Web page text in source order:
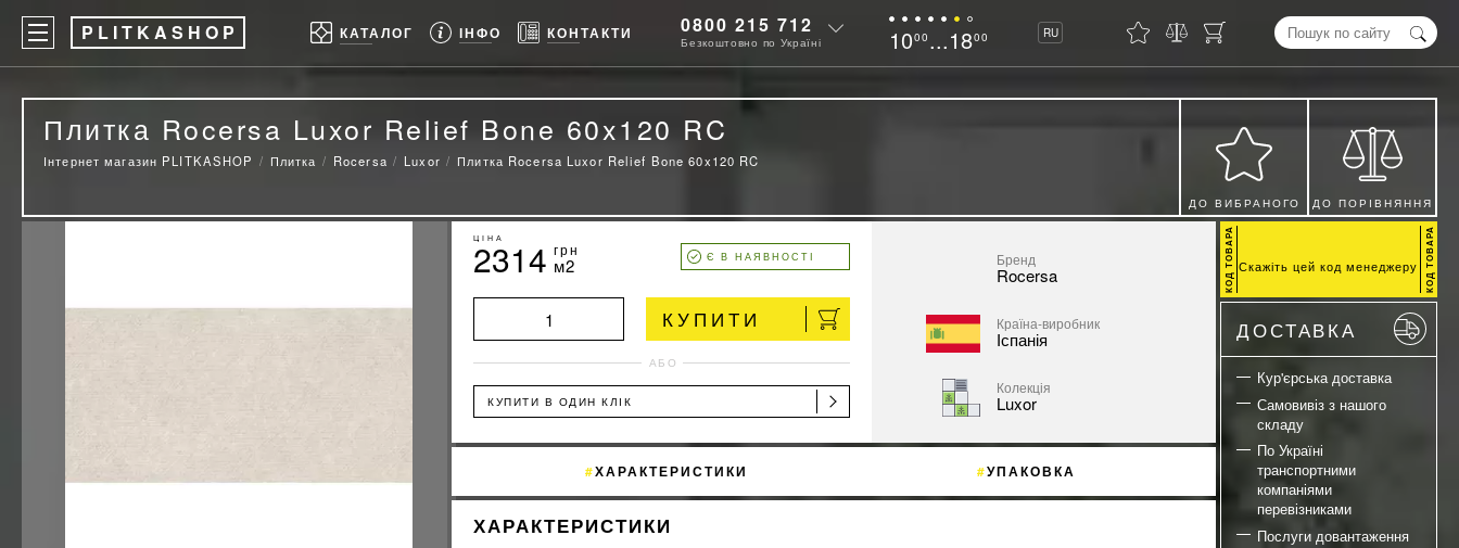
P LITKASHOP КАТАЛОГ ІНФО КОНТАКТИ 0800 215 712
Безкоштовно по Україні 1000 ...1800 RU
Плитка Rocersa Luxor Relief Bone 60x120 RC
Інтернет магазин PLITKASHOP Плитка Rocersa Luxor Плитка Rocersa Luxor Relief Bone 60x120 RC
ДО ВИБРАНОГО ДО ПОРІВНЯННЯ
ЦІНА
2314 грн
м2 Є В НАЯВНОСТІ
КУПИТИ
АБО
КУПИТИ В ОДИН КЛІК
Бренд
Rocersa
Країна-виробник
Іспанія
Колекція
Luxor
ХАРАКТЕРИСТИКИ УПАКОВКА
ХАРАКТЕРИСТИКИ
Скажіть цей код менеджеру
ДОСТАВКА
Кур'єрська доставка
Самовивіз з нашого
складу
По Україні
транспортними
компаніями
перевізниками
Послуги довантаження